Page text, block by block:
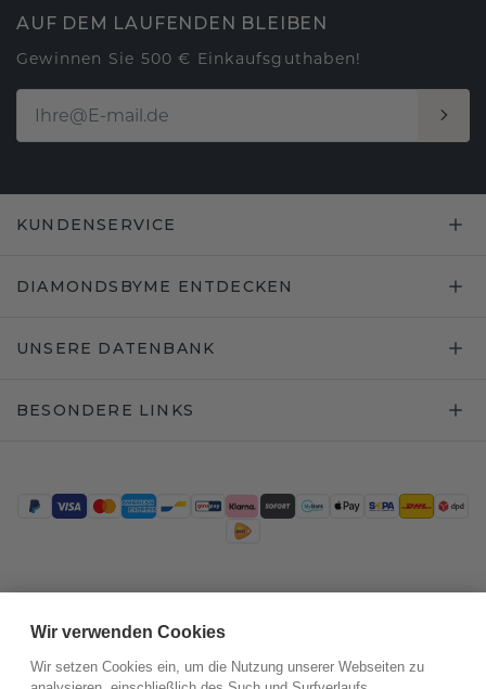
AUF DEM LAUFENDEN BLEIBEN
Gewinnen Sie 500 € Einkaufsguthaben!
KUNDENSERVICE
DIAMONDSBYME ENTDECKEN
UNSERE DATENBANK
BESONDERE LINKS
Wir verwenden Cookies
Wir setzen Cookies ein, um die Nutzung unserer Webseiten zu